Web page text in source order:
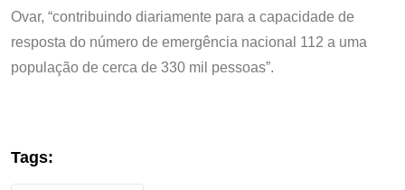
Ovar, “contribuindo diariamente para a capacidade de
resposta do número de emergência nacional 112 a uma
população de cerca de 330 mil pessoas”.
Tags: